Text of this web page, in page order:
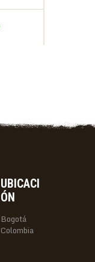
UBICACI
ÓN
Bogotá
Colombia